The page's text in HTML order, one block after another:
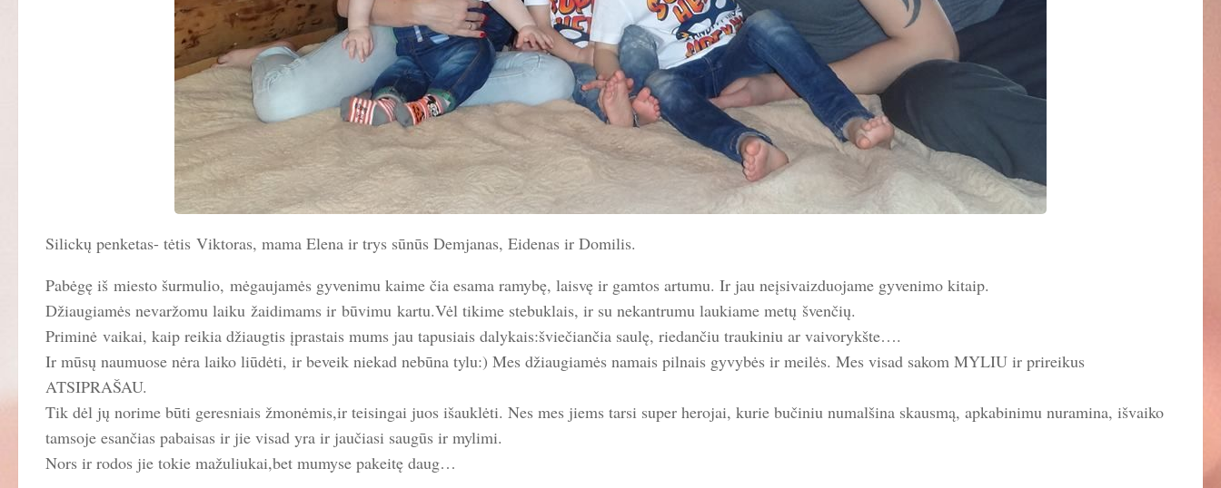
Silickų penketas- tėtis Viktoras, mama Elena ir trys sūnūs Demjanas, Eidenas ir Domilis.
Pabėgę iš miesto šurmulio, mėgaujamės gyvenimu kaime čia esama ramybę, laisvę ir gamtos artumu. Ir jau neįsivaizduojame gyvenimo kitaip.
Džiaugiamės nevaržomu laiku žaidimams ir būvimu kartu.Vėl tikime stebuklais, ir su nekantrumu laukiame metų švenčių.
Priminė vaikai, kaip reikia džiaugtis įprastais mums jau tapusiais dalykais:šviečiančia saulę, riedančiu traukiniu ar vaivorykšte….
Ir mūsų naumuose nėra laiko liūdėti, ir beveik niekad nebūna tylu:) Mes džiaugiamės namais pilnais gyvybės ir meilės. Mes visad sakom MYLIU ir prireikus
ATSIPRAŠAU.
Tik dėl jų norime būti geresniais žmonėmis,ir teisingai juos išauklėti. Nes mes jiems tarsi super herojai, kurie bučiniu numalšina skausmą, apkabinimu nuramina, išvaiko
tamsoje esančias pabaisas ir jie visad yra ir jaučiasi saugūs ir mylimi.
Nors ir rodos jie tokie mažuliukai,bet mumyse pakeitę daug…